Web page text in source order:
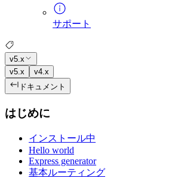
サポート
v5.x
v5.x
v4.x
ドキュメント
はじめに
インストール中
Hello world
Express generator
基本ルーティング